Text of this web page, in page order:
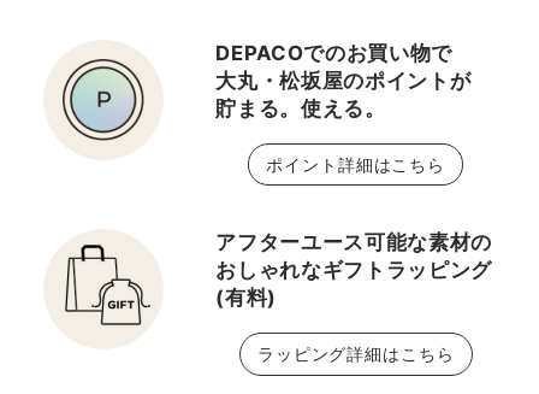
DEPACOでのお買い物で
大丸・松坂屋のポイントが
貯まる。使える。
ポイント詳細はこちら
アフターユース可能な素材の
おしゃれなギフトラッピング
(有料)
ラッピング詳細はこちら